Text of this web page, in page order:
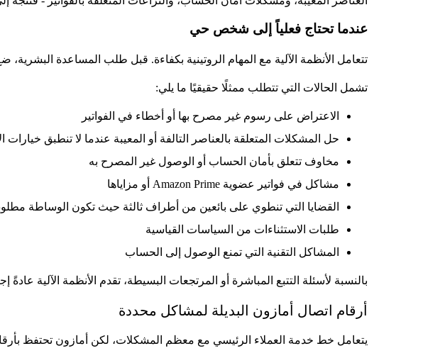
عندما تحتاج فعلياً إلى شخص حي
تتعامل الأنظمة الآلية مع المهام الروتينية بكفاءة. قبل طلب المساعدة
تشمل الحالات التي تتطلب ممثلًا حقيقيًا ما يلي:
الاعتراض على رسوم غير مصرح بها أو أخطاء في الفواتير
حل المشكلات المتعلقة بالعناصر التالفة أو المعيبة عندما لا تنطبق خيارات
مخاوف تتعلق بأمان الحساب أو الوصول غير المصرح به
مشاكل في فواتير عضوية Amazon Prime أو مزاياها
القضايا التي تنطوي على بائعين من أطراف ثالثة حيث تكون الوساطة
طلبات الاستثناءات من السياسات القياسية
المشاكل التقنية التي تمنع الوصول إلى الحساب
بالنسبة لأسئلة التتبع المباشرة أو المرتجعات البسيطة، تقدم الأنظمة الآلية عادةً
أرقام اتصال أمازون البديلة لمشاكل محددة
يتعامل خط خدمة العملاء الرئيسي مع معظم المشكلات، لكن أمازون تحتفظ